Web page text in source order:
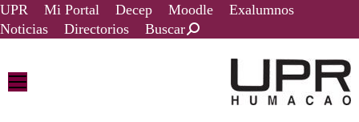
UPR Mi Portal Decep Moodle
Exalumnos
Noticias
Directorios Buscar